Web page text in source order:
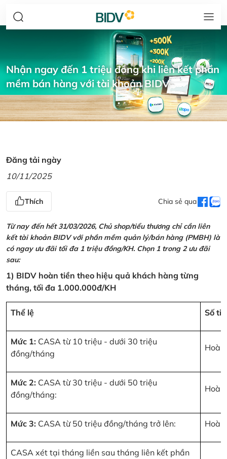
Nhận ngay đến 1 triệu đồng khi liên kết phần
mềm bán hàng với tài khoản BIDV
Đăng tải ngày
10/11/2025
Thích Chia sẻ qua
Từ nay đến hết 31/03/2026, Chủ shop/tiểu thương chỉ cần liên
kết tài khoản BIDV với phần mềm quản lý/bán hàng (PMBH) là
có ngay ưu đãi tối đa 1 triệu đồng/KH. Chọn 1 trong 2 ưu đãi
sau:
1) BIDV hoàn tiền theo hiệu quả khách hàng từng
tháng, tối đa 1.000.000đ/KH
Thể lệ Số
Mức 1: CASA từ 10 triệu - dưới 30 triệu
đồng/tháng
Mức 2: CASA từ 30 triệu - dưới 50 triệu
đồng/tháng:
Mức 3: CASA từ 50 triệu đồng/tháng trở lên:
CASA xét tại tháng liền sau tháng liên kết phần